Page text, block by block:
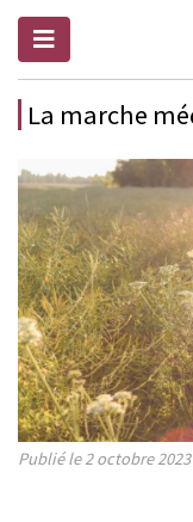
La marche
Publié le 2 octobre 2023